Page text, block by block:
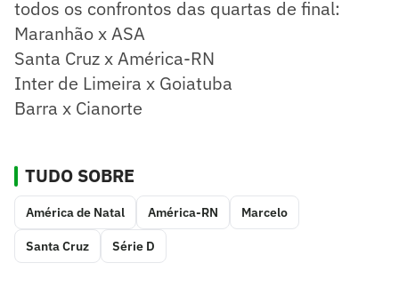
todos os confrontos das quartas de final:
Maranhão x ASA
Santa Cruz x América-RN
Inter de Limeira x Goiatuba
Barra x Cianorte
TUDO SOBRE
América de Natal América-RN Marcelo
Santa Cruz Série D